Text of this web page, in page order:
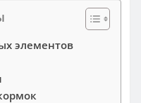
элементов